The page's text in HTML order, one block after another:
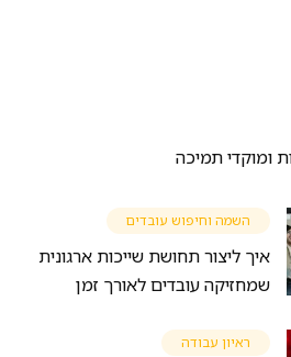
ומוקדי תמיכה
השמה וחיפוש עובדים
איך ליצור תחושת שייכות ארגונית
שמחזיקה עובדים לאורך זמן
ראיון עבודה